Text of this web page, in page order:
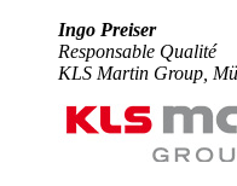
Ingo Preiser
Responsable Qualité
KLS Martin Group,